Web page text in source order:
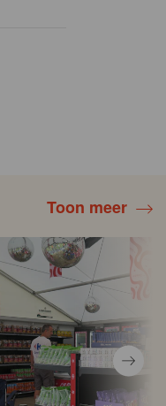
Toon meer